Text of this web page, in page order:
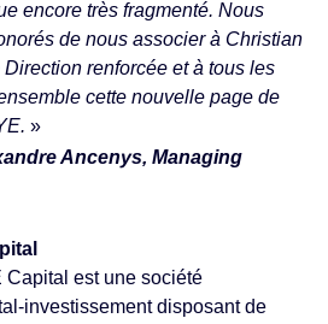
encore très fragmenté. Nous
de nous associer à Christian
renforcée et à tous les
cette nouvelle page de
»
Ancenys, Managing
Capital est une société
investissement disposant de